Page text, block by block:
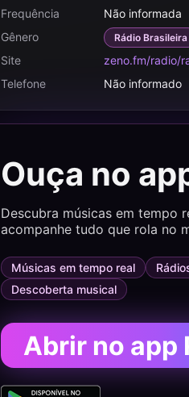
Frequência
Não informada
Gênero
Rádio Brasileira
Site
zeno.fm/radio/
Telefone
Não informado
Ouça no
Descubra músicas em tempo
acompanhe tudo que rola no
Músicas em tempo real
Descoberta musical
Abrir no app